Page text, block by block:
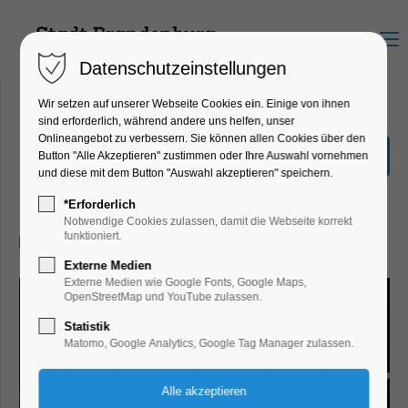
Menu
Adventsbrunch
Eventgastronomie, Mitmach-Aktion,
Winterzauber
14.12.2025, 11:00–15:00
Datenschutzeinstellungen
Wir setzen auf unserer Webseite Cookies ein. Einige von ihnen
sind erforderlich, während andere uns helfen, unser
Onlineangebot zu verbessern. Sie können allen Cookies über den
Button "Alle Akzeptieren" zustimmen oder Ihre Auswahl vornehmen
und diese mit dem Button "Auswahl akzeptieren" speichern.
*Erforderlich
Notwendige Cookies zulassen, damit die Webseite korrekt
funktioniert.
Externe Medien
Externe Medien wie Google Fonts, Google Maps,
OpenStreetMap und YouTube zulassen.
Statistik
Matomo, Google Analytics, Google Tag Manager zulassen.